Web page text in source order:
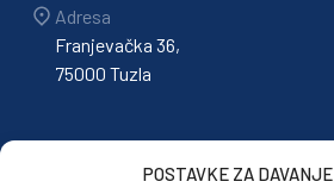
POSTAVKE ZA DAVANJE
Adresa
Franjevačka 36,
75000 Tuzla